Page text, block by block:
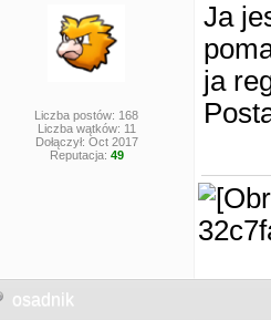
Liczba postów: 168
Liczba wątków: 11
Dołączył: Oct 2017
Reputacja: 49
Ja
ja
osadnik